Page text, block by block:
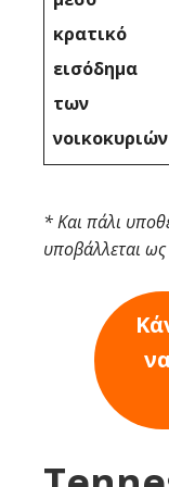
κρατικό
εισόδημα
των
νοικοκυριών
* Και πάλι
υποβάλλεται